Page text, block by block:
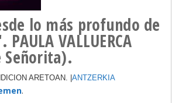
lo más profundo de
VALLUERCA
Señorita).
ARETOAN. | ANTZERKIA
.